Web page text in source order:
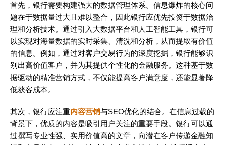
首先，银行需要构建强大的数据管理体系。信息爆炸的核心问
题在于数据量过大且难以整合，因此银行应优先投资于数据治
理和分析技术。通过引入大数据平台和人工智能工具，银行可
以实现对海量数据的实时采集、清洗和分析，从而提取有价值
的信息。例如，通过对客户交易行为的深度挖掘，银行能够识
别出高价值客户，并为其提供个性化的金融服务。这种基于数
据驱动的精准营销方式，不仅能提高客户满意度，还能显著降
低获客成本。
其次，银行应注重内容营销与SEO优化的结合。在信息过载的
背景下，优质的内容是吸引用户关注的重要手段。银行可以通
过撰写专业性强、实用价值高的文章，向潜在客户传递金融知